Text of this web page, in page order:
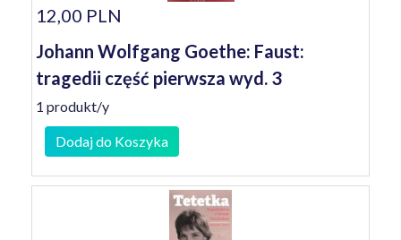
12,00 PLN
Johann Wolfgang Goethe: Faust:
tragedii część pierwsza wyd. 3
1 produkt/y
Dodaj do Koszyka